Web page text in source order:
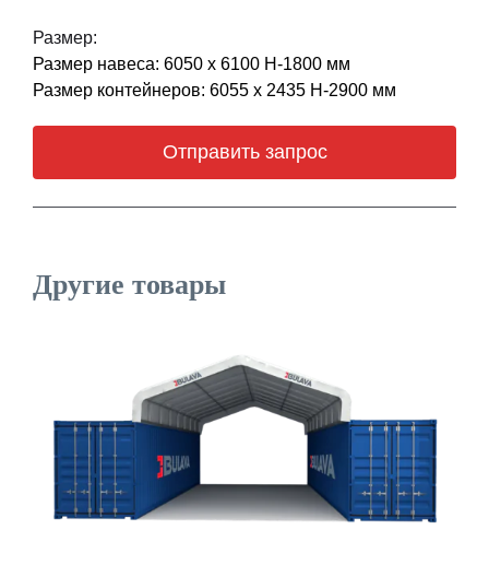
Размер:
Размер навеса: 6050 х 6100 Н-1800 мм
Размер контейнеров: 6055 х 2435 Н-2900 мм
Отправить запрос
Другие товары